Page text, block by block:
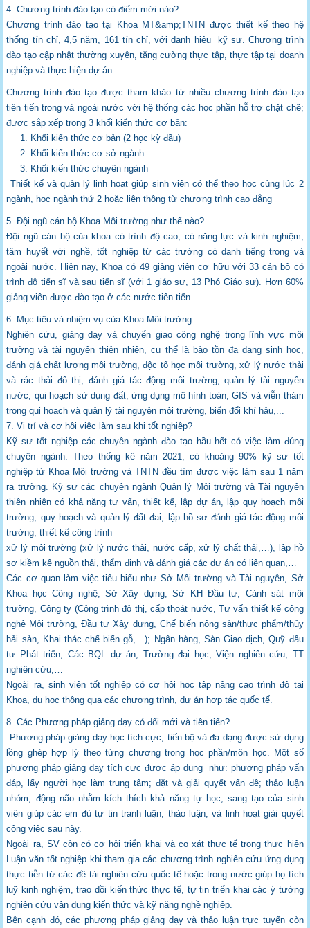
4. Chương trình đào tạo có điểm mới nào?
Chương trình đào tạo tại Khoa MT&amp;TNTN được thiết kế theo hệ
thống tín chỉ, 4,5 năm, 161 tín chỉ, với danh hiệu kỹ sư. Chương trình
dào tạo cập nhật thường xuyên, tăngcường thực tập, thực tập tại doanh
nghiệp và thực hiện dự án.
Chương trình đào tạo được tham khảo từ nhiều chương trình đào tạo
tiên tiến trong và ngoài nước với hệ thống các học phần hỗ trợ chặt chẽ;
được sắp xếp trong 3 khối kiếnthức cơ bản:
1. Khối kiến thức cơ bản (2 học kỳ đầu)
2. Khối kiến thức cơ sở ngành
3. Khối kiến thức chuyên ngành
Thiết kế và quản lý linh hoạt giúp sinh viên có thể theo học cùng lúc 2
ngành, học ngànhthứ 2 hoặc liên thông từ chương trình cao đẳng
5. Đội ngũ cán bộ Khoa Môi trường như thế nào?
Đội ngũ cán bộ của khoa có trình độ cao, có năng lực và kinh nghiệm,
tâm huyết với nghề, tốt nghiệp từ các trường có danh tiếng trong và
ngoài nước. Hiện nay, Khoa có 49 giảng viên cơ hữu với 33 cán bộ có
trình độ tiến sĩ và sau tiến sĩ (với 1 giáo sư, 13 Phó Giáo sư). Hơn 60%
giảng viên được đào tạo ở các nước tiên tiến.
6. Mục tiêu và nhiệm vụ của Khoa Môi trường.
Nghiên cứu, giảng dạy và chuyển giao công nghệ trong lĩnh vực môi
trường và tàinguyên thiên nhiên, cụ thể là bảo tồn đa dạng sinh học,
đánh giá chất lượng môi trường,độc tố học môi trường, xử lý nước thải
và rác thải đô thị, đánh giá tác động môi trường,quản lý tài nguyên
nước, qui hoạch sử dụng đất, ứng dụng mô hình toán, GIS và viễn thám
trong qui hoạch và quản lý tài nguyên môi trường, biến đổi khí hậu,...
7. Vị trí và cơ hội việc làm sau khi tốt nghiệp?
Kỹ sư tốt nghiệp các chuyên ngành đào tạo hầu hết có việc làm đúng
chuyên ngành. Theo thống kê năm 2021, có khoảng 90% kỹ sư tốt
nghiệp từ Khoa Môi trường và TNTN đều tìm được việc làm sau 1 năm
ra trường. Kỹ sư các chuyên ngành Quản lý Môi trường vàTài nguyên
thiên nhiên có khả năng tư vấn, thiết kế, lập dự án, lập quy hoạch môi
trường, quy hoạch và quản lý đất đai, lập hồ sơ đánh giá tác động môi
trường, thiết kế công trình
xử lý môi trường (xử lý nước thải, nước cấp, xử lý chất thải,…), lập hồ
sơ kiềm kê nguồnthải, thẩm định và đánh giá các dự án có liên quan,…
Các cơ quan làm việc tiêu biểu như Sở Môi trường và Tài nguyên, Sở
Khoa học Công nghệ, Sở Xây dựng, Sở KH Đầu tư, Cảnh sát môi
trường, Công ty (Công trình đô thị, cấpthoát nước, Tư vấn thiết kế công
nghệ Môi trường, Đầu tư Xây dựng, Chế biến nông sản/thực phẩm/thủy
hải sản, Khai thác chế biến gỗ,…); Ngân hàng, Sàn Giao dịch, Quỹ đầu
tư Phát triển, Các BQL dự án, Trường đại học, Viện nghiên cứu, TT
nghiên cứu,…
Ngoài ra, sinh viên tốt nghiệp có cơ hội học tập nâng cao trình độ tại
Khoa, du học thôngqua các chương trình, dự án hợp tác quốc tế.
8. Các Phương pháp giảng dạy có đổi mới và tiên tiến?
Phương pháp giảng dạy học tích cực, tiến bộ và đa dạng được sử dụng
lồng ghép hợp lý theo từng chương trong học phần/môn học. Một số
phương pháp giảng dạy tích cực được áp dụng như: phương pháp vấn
đáp, lấy người học làm trung tâm; đặt và giải quyết vấn đề; thảo luận
nhóm; động não nhằm kích thích khả năng tự học, sang tạo của sinh
viên giúp các em đủ tự tin tranh luận, thảo luận, và linh hoạt giải quyết
công việc sau này.
Ngoài ra, SV còn có cơ hội triển khai và cọ xát thực tế trong thực hiện
Luận văn tốtnghiệp khi tham gia các chương trình nghiên cứu ứng dụng
thực tiễn từ các đề tài nghiêncứu quốc tế hoặc trong nước giúp họ tích
luỹ kinh nghiệm, trao dồi kiến thức thực tế, tựtin triển khai các ý tưởng
nghiên cứu vận dụng kiến thức và kỹ năng nghề nghiệp.
Bên cạnh đó, các phương pháp giảng dạy và thảo luận trực tuyến còn